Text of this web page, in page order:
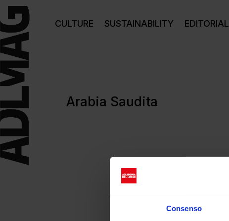
Consenso
CULTURE SUSTAINABILITY EDITORIAL
Arabia Saudita